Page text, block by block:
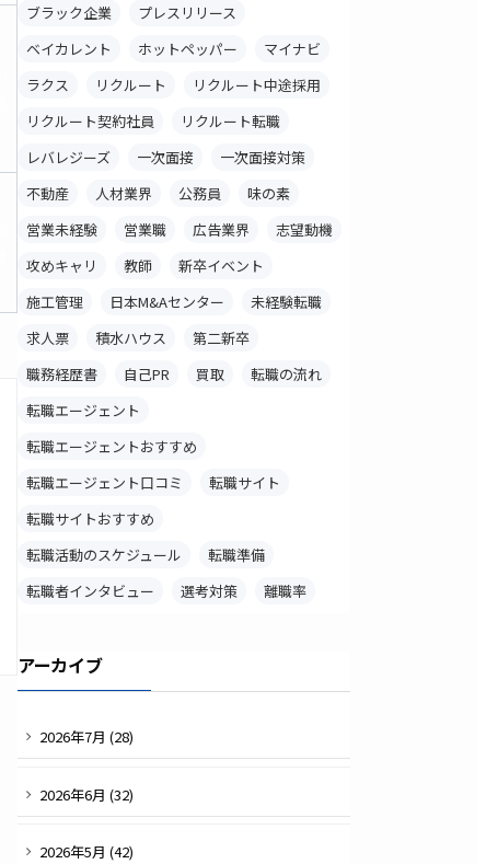
ブラック企業
プレスリリース
ベイカレント
ホットペッパー
マイナビ
ラクス
リクルート
リクルート中途採用
リクルート契約社員
リクルート転職
レバレジーズ
一次面接
一次面接対策
不動産
人材業界 公務員
味の素
営業未経験
営業職 広告業界
志望動機
攻めキャリ
教師
新卒イベント
施工管理
日本M&Aセンター
未経験転職
求人票
積水ハウス
第二新卒
職務経歴書
自己PR 買取
転職の流れ
転職エージェント
転職エージェントおすすめ
転職エージェント口コミ
転職サイト
転職サイトおすすめ
転職活動のスケジュール
転職準備
転職者インタビュー
選考対策 離職率
アーカイブ
2026年7月 (28)
2026年6月 (32)
2026年5月 (42)